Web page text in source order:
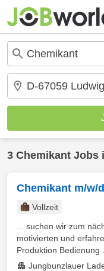
3 Chemikant Jobs
Chemikant m/w/
Vollzeit
... suchen wir zum
motivierten und
Produktion Bedienung ...
Jungbunzlauer